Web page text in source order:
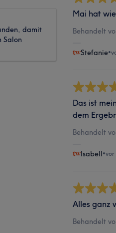
damit
Salon
Mai hat
Behandelt
Stefanie•
Das ist
dem
Behandelt
Isabell•vor
Alles ganz
Behandelt